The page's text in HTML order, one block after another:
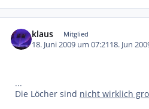
klaus Mitglied
18. Juni 2009 um 07:2118. Jun
...
Die Löcher sind nicht wirklich